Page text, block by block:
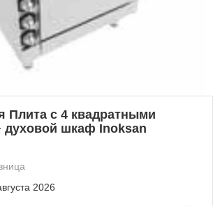
Плита с 4 квадратными
духовой шкаф Inoksan
2026